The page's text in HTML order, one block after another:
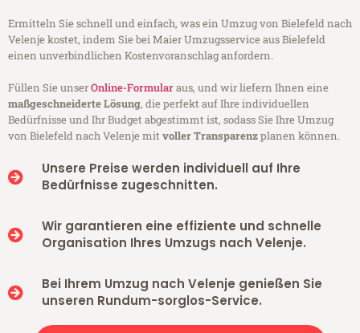
Ermitteln Sie schnell und einfach, was ein Umzug von Bielefeld nach
Velenje kostet, indem Sie bei Maier Umzugsservice aus Bielefeld
einen unverbindlichen Kostenvoranschlag anfordern.
Füllen Sie unserOnline-Formularaus, und wir liefern Ihnen eine
maßgeschneiderte Lösung, die perfekt auf Ihre individuellen
Bedürfnisse und Ihr Budget abgestimmt ist, sodass Sie Ihre Umzug
von Bielefeld nach Velenje mitvoller Transparenzplanen können.
Unsere Preise werden individuell auf Ihre
Bedürfnisse zugeschnitten.
Wir garantieren eine effiziente und schnelle
Organisation Ihres Umzugs nach Velenje.
Bei Ihrem Umzug nach Velenje genießen Sie
unseren Rundum-sorglos-Service.